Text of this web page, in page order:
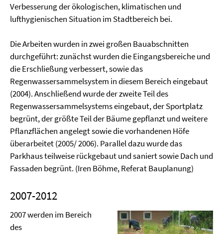
Verbesserung der ökologischen, klimatischen und
lufthygienischen Situation im Stadtbereich bei.
Die Arbeiten wurden in zwei großen Bauabschnitten
durchgeführt: zunächst wurden die Eingangsbereiche und
die Erschließung verbessert, sowie das
Regenwassersammelsystem in diesem Bereich eingebaut
(2004). Anschließend wurde der zweite Teil des
Regenwassersammelsystems eingebaut, der Sportplatz
begrünt, der größte Teil der Bäume gepflanzt und weitere
Pflanzflächen angelegt sowie die vorhandenen Höfe
überarbeitet (2005/ 2006). Parallel dazu wurde das
Parkhaus teilweise rückgebaut und saniert sowie Dach und
Fassaden begrünt. (Iren Böhme, Referat Bauplanung)
2007-2012
2007 werden im Bereich
des